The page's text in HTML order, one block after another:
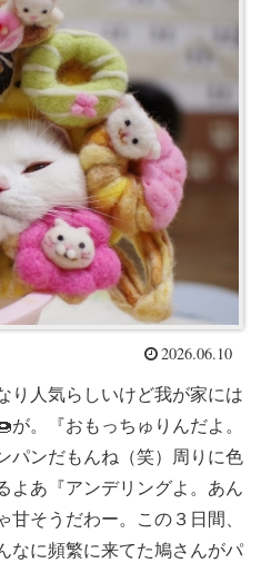
2026.06.10
り人気らしいけど我が家には
が。『おもっちゅりんだよ。
パンだもんね（笑）周りに色
よあ『アンデリングよ。あん
甘そうだわー。この３日間、
なに頻繁に来てた鳩さんがパ